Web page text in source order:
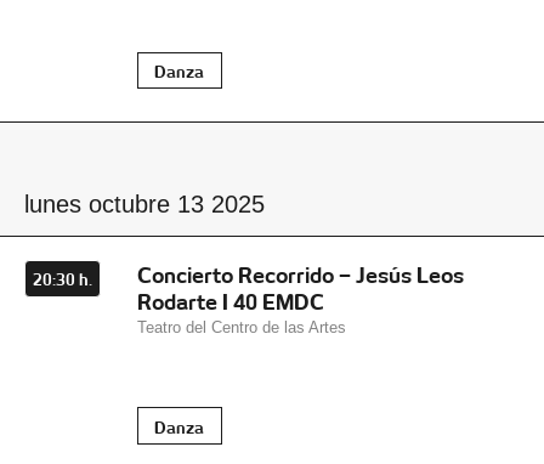
Danza
lunes octubre 13 2025
20:30 h.
Concierto Recorrido – Jesús Leos
Rodarte I 40 EMDC
Teatro del Centro de las Artes
Danza